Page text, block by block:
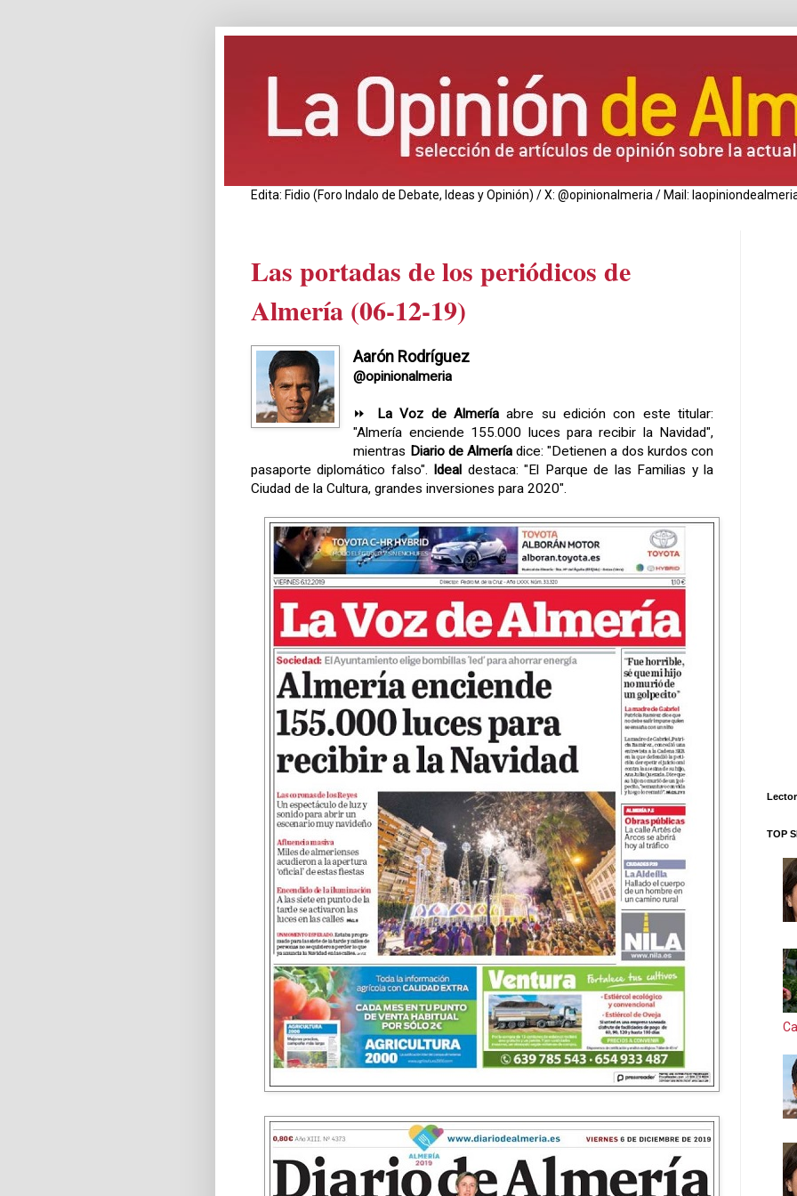
Edita: Fidio (Foro Indalo de Debate, Ideas y Opinión) / X: @opinionalmeria / Mail:
Las portadas de los periódicos de
Almería (06-12-19)
Aarón Rodríguez
@opinionalmeria
⏩ La Voz de Almería abre su edición con este titular:
"Almería enciende 155.000 luces para recibir la Navidad",
mientras Diario de Almeríadice: "Detienen a dos kurdos con
pasaporte diplomático falso".
Ideal destaca: "El Parque de las Familias y la
Ciudad de la Cultura, grandes inversiones para 2020".
TOP